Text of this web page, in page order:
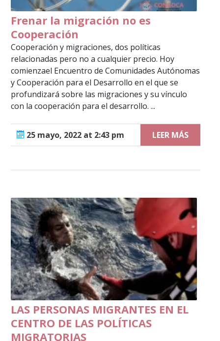
Frenar la migración no es
Cooperación
Cooperación y migraciones, dos políticas
relacionadas pero no a cualquier precio. Hoy
comienzael Encuentro de Comunidades Autónomas
y Cooperación para el Desarrollo en el que se
profundizará sobre las migraciones y su vínculo
con la cooperación para el desarrollo. ...
25 mayo, 2022 at 2:43 pm LEER MÁS
LAS PERSONAS MIGRANTES EN EL
CENTRO DE LAS POLÍTICAS
MIGRATORIAS